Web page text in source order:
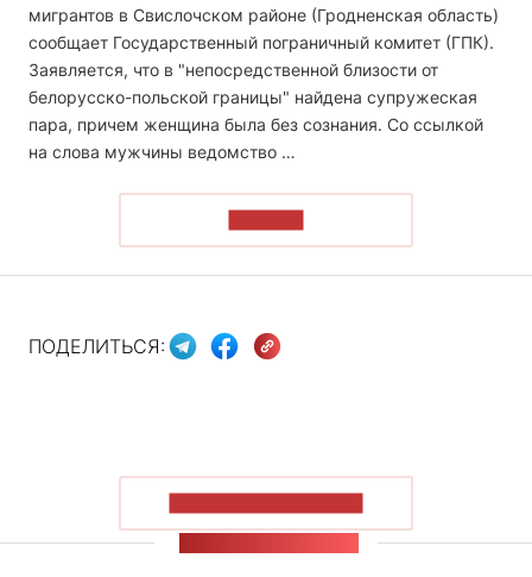
мигрантов в Свислочском районе (Гродненская область)
сообщает Государственный пограничный комитет (ГПК).
Заявляется, что в "непосредственной близости от
белорусско-польской границы" найдена супружеская
пара, причем женщина была без сознания. Со ссылкой
на слова мужчины ведомство …
ПОДЕЛИТЬСЯ: